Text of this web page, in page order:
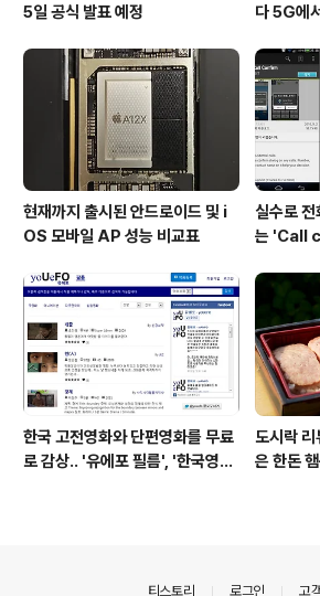
5일 공식 발표 예정
다 5G에
현재까지 출시된 안드로이드 및 i
OS 모바일 AP 성능 비교표
실수로
는 'Call
한국 고전영화와 단편영화를 무료
로 감상.. '유에포 필름', '한국영상
도시락
은 한돈
티스토리 로그인 고